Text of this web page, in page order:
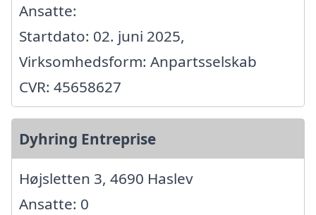
Ansatte:
Startdato: 02. juni 2025,
Virksomhedsform: Anpartsselskab
CVR: 45658627
Dyhring Entreprise
Højsletten 3, 4690 Haslev
Ansatte: 0